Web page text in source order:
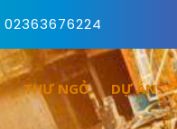
02363676224
THƯ NGỎ DỰ ÁN